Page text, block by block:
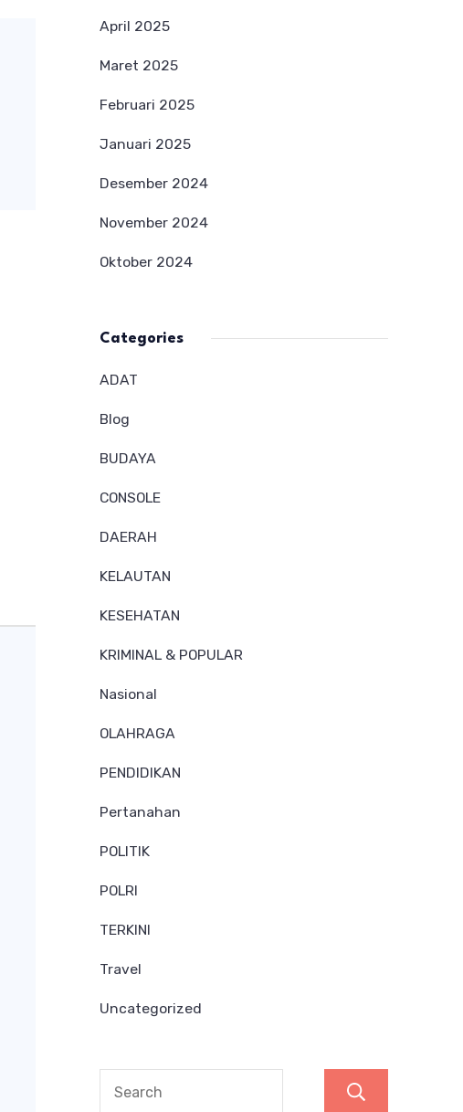
April 2025
Maret 2025
Februari 2025
Januari 2025
Desember 2024
November 2024
Oktober 2024
Categories
ADAT
Blog
BUDAYA
CONSOLE
DAERAH
KELAUTAN
KESEHATAN
KRIMINAL & POPULAR
Nasional
OLAHRAGA
PENDIDIKAN
Pertanahan
POLITIK
POLRI
TERKINI
Travel
Uncategorized